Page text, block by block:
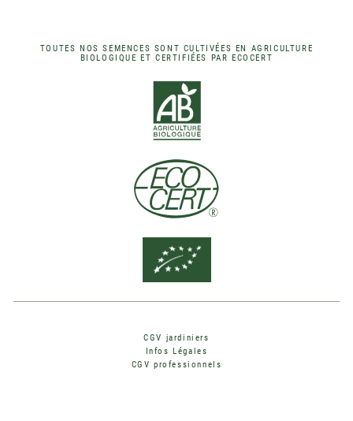
TOUTES NOS SEMENCES SONT CULTIVÉES EN AGRICULTURE
BIOLOGIQUE ET CERTIFIÉES PAR ECOCERT
CGV jardiniers
Infos Légales
CGV professionnels